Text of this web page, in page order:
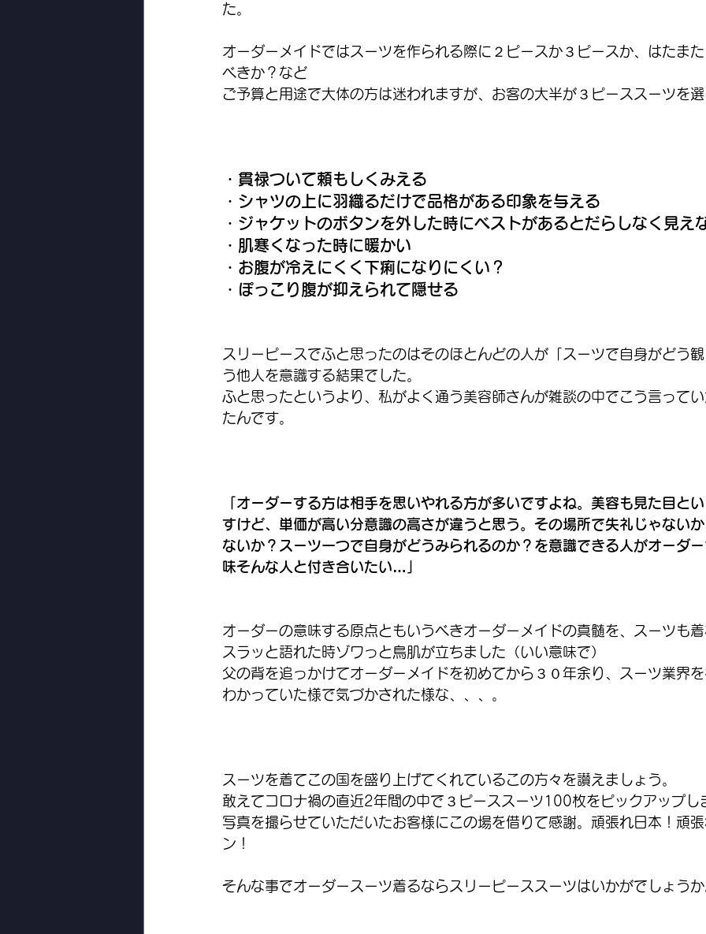
た。
オーダーメイドではスーツを作られる際に２ピースか３ピースか、はたま
べきか？など
ご予算と用途で大体の方は迷われますが、お客の大半が３ピーススーツを
・貫禄ついて頼もしくみえる
・シャツの上に羽織るだけで品格がある印象を与える
・ジャケットのボタンを外した時にベストがあるとだらしなく見え
・肌寒くなった時に暖かい
・お腹が冷えにくく下痢になりにくい？
・ぽっこり腹が抑えられて隠せる
スリーピースでふと思ったのはそのほとんどの人が「スーツで自身がどう
う他人を意識する結果でした。
ふと思ったというより、私がよく通う美容師さんが雑談の中でこう言って
たんです。
「オーダーする方は相手を思いやれる方が多いですよね。美容も見た目と
すけど、単価が高い分意識の高さが違うと思う。その場所で失礼じゃない
ないか？スーツ一つで自身がどうみられるのか？を意識できる人がオーダ
味そんな人と付き合いたい…」
オーダーの意味する原点ともいうべきオーダーメイドの真髄を、スーツも
スラッと語れた時ゾワっと鳥肌が立ちました（いい意味で）
父の背を追っかけてオーダーメイドを初めてから３０年余り、スーツ業界
わかっていた様で気づかされた様な、、、。
スーツを着てこの国を盛り上げてくれているこの方々を讃えましょう。
敢えてコロナ禍の直近2年間の中で３ピーススーツ100枚をピックアップし
写真を撮らせていただいたお客様にこの場を借りて感謝。頑張れ日本！頑
ン！
そんな事でオーダースーツ着るならスリーピーススーツはいかがでしょう